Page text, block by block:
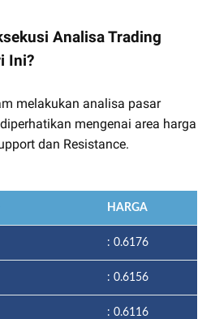
Analisa Trading
Ini?
melakukan analisa pasar
mengenai area harga
dan Resistance.
HARGA
: 0.6176
: 0.6156
: 0.6116